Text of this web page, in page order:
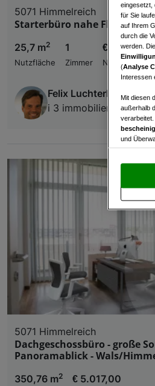
5071 Himmelreich
Starterbüro nahe
25,7 m2
Nutzfläche
1
Zimmer
€ 509,00
Nettomiete
Felix Luchterhand
i 3 immobilien
5071 Himmelreich
Dachgeschossbüro - große
Panoramablick - Wals/
350,76 m2
€ 5.017,00
eingesetzt,
für Sie
auf Ihrem
durch die
werden.
(Analyse
Interessen
Mit diesen
außerhalb
verarbeitet.
und
und
„Cookie
Wir
Zugriff auf
und der
Liste der